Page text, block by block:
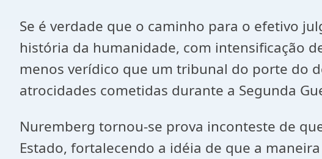
Se é verdade que o caminho para o efetivo
história da humanidade, com intensificação
menos verídico que um tribunal do porte do
atrocidades cometidas durante a Segunda
Nuremberg tornou-se prova inconteste de
Estado, fortalecendo a idéia de que a